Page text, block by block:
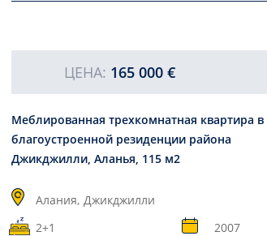
ЦЕНА: 165 000 €
Меблированная трехкомнатная квартира в
благоустроенной резиденции района
Джикджилли, Аланья, 115 м2
Алания, Джикджилли
2+1
2007